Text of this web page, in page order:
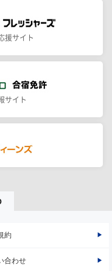
援サイト
サイト
約
合わせ